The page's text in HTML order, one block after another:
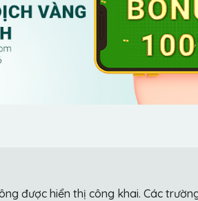
được hiển thị công khai. Các